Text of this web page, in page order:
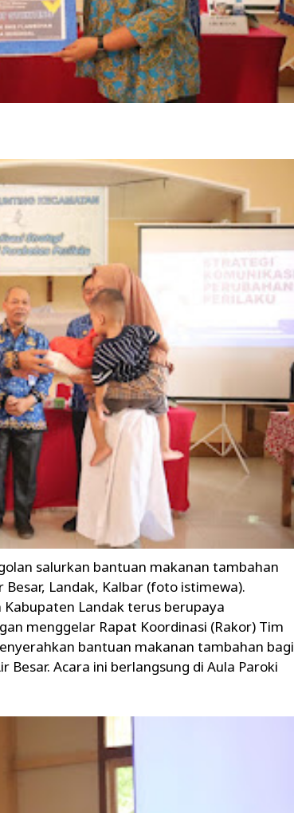
salurkan bantuan makanan tambahan
Landak, Kalbar (foto istimewa).
Kabupaten Landak terus berupaya
menggelar Rapat Koordinasi (Rakor) Tim
bantuan makanan tambahan bagi
Acara ini berlangsung di Aula Paroki